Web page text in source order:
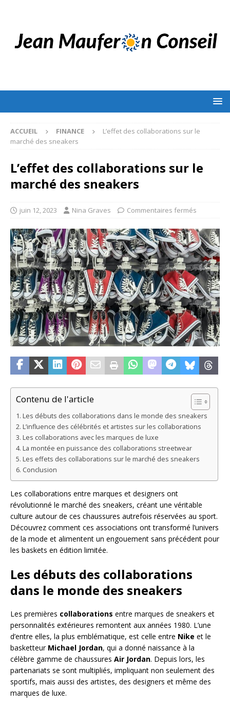
ACCUEIL FINANCE
L’effet des collaborations sur le
marché des sneakers
L’effet des collaborations sur le
marché des sneakers
juin 12, 2023 Nina Graves Commentaires fermés
Contenu de l'article
Les débuts des collaborations dans le monde des sneakers
L’influence des célébrités et artistes sur les collaborations
Les collaborations avec les marques de luxe
La montée en puissance des collaborations streetwear
Les effets des collaborations sur le marché des sneakers
Conclusion
Les collaborations entre marques et designers ont
révolutionné le marché des sneakers, créant une véritable
culture autour de ces chaussures autrefois réservées au sport.
Découvrez comment ces associations ont transformé l’univers
de la mode et alimentent un engouement sans précédent pour
les baskets en édition limitée.
Les débuts des collaborations
dans le monde des sneakers
Les premières collaborations entre marques de sneakers et
personnalités extérieures remontent aux années 1980. L’une
d’entre elles, la plus emblématique, est celle entre Nike et le
basketteur Michael Jordan, qui a donné naissance à la
célèbre gamme de chaussures Air Jordan. Depuis lors, les
partenariats se sont multipliés, impliquant non seulement des
sportifs, mais aussi des artistes, des designers et même des
marques de luxe.